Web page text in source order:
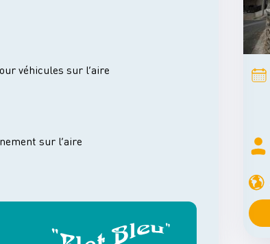
véhicules sur l’aire
sur l’aire